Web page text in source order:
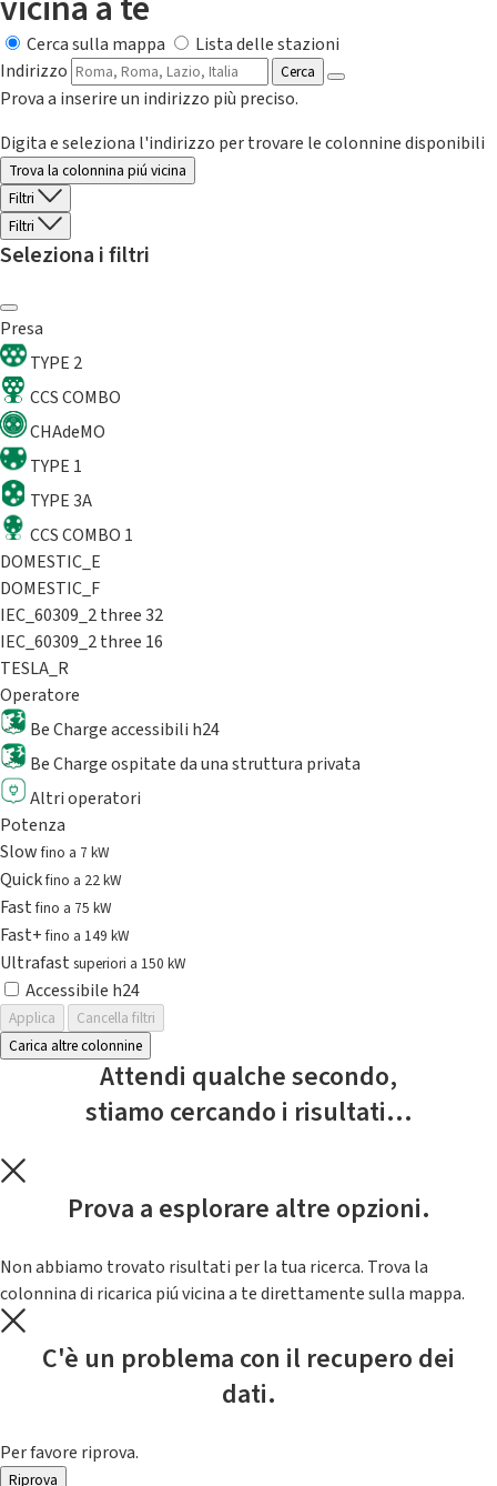
Cerca sulla mappa
Lista delle stazioni
Indirizzo
Cerca
Prova a inserire un indirizzo più preciso.
Digita e seleziona l'indirizzo per trovare le colonnine disponibili
Trova la colonnina piú vicina
Filtri
Filtri
Seleziona i filtri
Presa
TYPE 2
CCS COMBO
CHAdeMO
TYPE 1
TYPE 3A
CCS COMBO 1
DOMESTIC_E
DOMESTIC_F
IEC_60309_2 three 32
IEC_60309_2 three 16
TESLA_R
Operatore
Be Charge accessibili h24
Be Charge ospitate da una struttura privata
Altri operatori
Potenza
Slowfino a 7 kW
Quickfino a 22 kW
Fastfino a 75 kW
Fast+fino a 149 kW
Ultrafast superiori a 150 kW
Accessibile h24
Applica
Cancella filtri
Carica altre colonnine
Attendi qualche secondo,
stiamo cercando i risultati...
Prova a esplorare altre opzioni.
Non abbiamo trovato risultati per la tua ricerca. Trova la
colonnina di ricarica piú vicina a te direttamente sulla mappa.
C'è un problema con il recupero dei
dati.
Per favore riprova.
Riprova